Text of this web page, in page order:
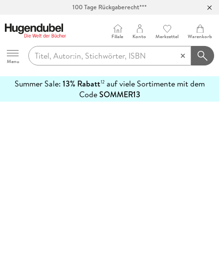
100 Tage Rückgaberecht***
Hugendubel
Menu
Filiale Konto Merkzettel Warenkorb
Summer Sale: 13% Rabatt12auf viele Sortimente mit dem
CodeSOMMER13
erfahren